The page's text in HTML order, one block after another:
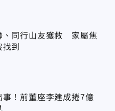
、同行山友獲救 家屬焦
到
事！前董座李建成捲7億